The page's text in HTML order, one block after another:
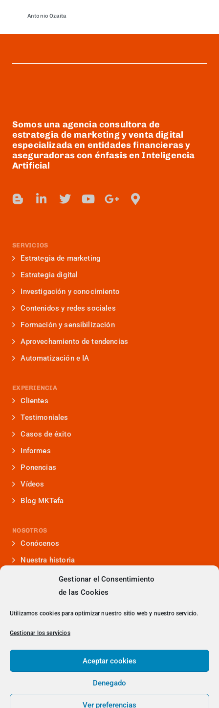
Gestionar el Consentimiento
de las Cookies
Utilizamos cookies para optimizar nuestro sitio web y nuestro servicio.
Gestionar los servicios
Aceptar cookies
Denegado
Ver preferencias
Antonio Ozaita
Somos una agencia consultora de
estrategia de marketing y venta digital
especializada en entidades financieras y
aseguradoras con énfasis en Inteligencia
Artificial
SERVICIOS
Estrategia de marketing
Estrategia digital
Investigación y conocimiento
Contenidos y redes sociales
Formación y sensibilización
Aprovechamiento de tendencias
Automatización e IA
EXPERIENCIA
Clientes
Testimoniales
Casos de éxito
Informes
Ponencias
Vídeos
Blog MKTefa
NOSOTROS
Conócenos
Nuestra historia
Iniciativas que lideramos
Noticias y eventos
Presencia en medios
> Política de Privacidad